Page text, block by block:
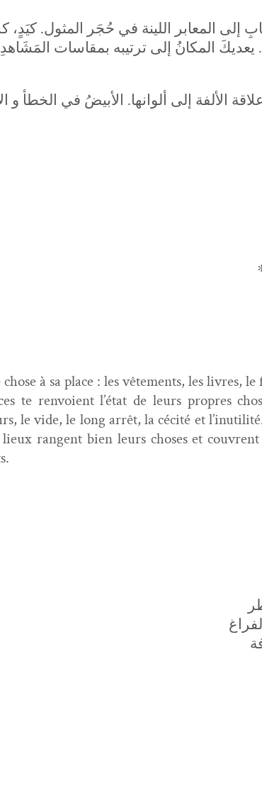
المكانُ إلى ترتيبه بمقاسات المَشَاهدِ
à sa place : les vête­ments, les livres,
te ren­voient l’état de leurs pro­pres
le vide, le long arrêt, la céc­ité et
lieux rangent bien leurs choses et